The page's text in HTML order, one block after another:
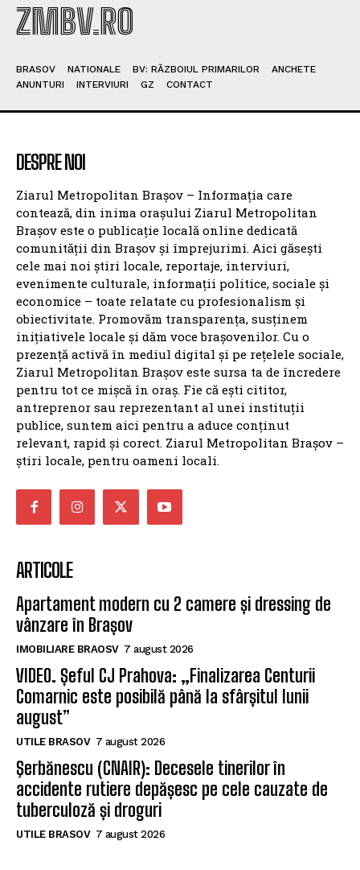
ZMBV.RO
BRASOV NATIONALE BV: RĂZBOIUL PRIMARILOR
ANCHETE
ANUNTURI
INTERVIURI GZ CONTACT
DESPRE NOI
Ziarul Metropolitan Brașov – Informația care
contează, din inima orașului Ziarul Metropolitan
Brașov este o publicație locală online dedicată
comunității din Brașov și împrejurimi. Aici găsești
cele mai noi știri locale, reportaje, interviuri,
evenimente culturale, informații politice, sociale și
economice – toate relatate cu profesionalism și
obiectivitate. Promovăm transparența, susținem
inițiativele locale și dăm voce brașovenilor. Cu o
prezență activă în mediul digital și pe rețelele sociale,
Ziarul Metropolitan Brașov este sursa ta de încredere
pentru tot ce mișcă în oraș. Fie că ești cititor,
antreprenor sau reprezentant al unei instituții
publice, suntem aici pentru a aduce conținut
relevant, rapid și corect. Ziarul Metropolitan Brașov –
știri locale, pentru oameni locali.
ARTICOLE
Apartament modern cu 2 camere și dressing de
vânzare în Brașov
IMOBILIARE BRAOSV 7 august 2026
VIDEO. Șeful CJ Prahova: „Finalizarea Centurii
Comarnic este posibilă până la sfârșitul lunii
august”
UTILE BRASOV 7 august 2026
Şerbănescu (CNAIR): Decesele tinerilor în
accidente rutiere depășesc pe cele cauzate de
tuberculoză și droguri
UTILE BRASOV 7 august 2026